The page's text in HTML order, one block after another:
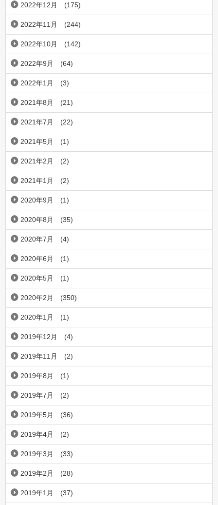
2022年12月 (175)
2022年11月 (244)
2022年10月 (142)
2022年9月 (64)
2022年1月 (3)
2021年8月 (21)
2021年7月 (22)
2021年5月 (1)
2021年2月 (2)
2021年1月 (2)
2020年9月 (1)
2020年8月 (35)
2020年7月 (4)
2020年6月 (1)
2020年5月 (1)
2020年2月 (350)
2020年1月 (1)
2019年12月 (4)
2019年11月 (2)
2019年8月 (1)
2019年7月 (2)
2019年5月 (36)
2019年4月 (2)
2019年3月 (33)
2019年2月 (28)
2019年1月 (37)